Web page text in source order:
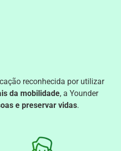
reconhecida por utilizar
da mobilidade, a Younder
e preservar vidas.